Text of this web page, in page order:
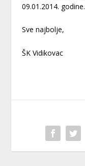
09.01.2014. godine.
Sve najbolje,
ŠK Vidikovac